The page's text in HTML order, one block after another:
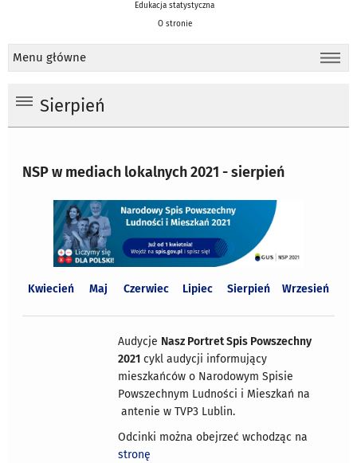
Edukacja statystyczna
O stronie
Menu główne
Sierpień
NSP w mediach lokalnych 2021 - sierpień
Kwiecień Maj Czerwiec Lipiec Sierpień Wrzesień
Audycje Nasz Portret Spis Powszechny
2021 cykl audycji informujący
mieszkańców o Narodowym Spisie
Powszechnym Ludności i Mieszkań na
antenie w TVP3 Lublin.
Odcinki można obejrzeć wchodząc na
stronę